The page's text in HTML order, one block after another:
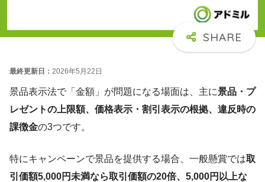
最終更新日： 2026年5月22日
景品表示法で「金額」が問題になる場面は、主に景品・プ
レゼントの上限額、価格表示・割引表示の根拠、違反時の
課徴金の3つです。
特にキャンペーンで景品を提供する場合、一般懸賞では取
引価額5,000円未満なら取引価額の20倍、5,000円以上な